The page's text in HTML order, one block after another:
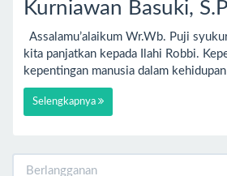
Kurniawan Basuki,
Assalamu’alaikum Wr.Wb. Puji
kita panjatkan kepada Ilahi Robbi.
kepentingan manusia dalam
Selengkapnya